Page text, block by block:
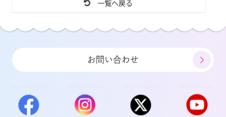
一覧へ戻る
お問い合わせ